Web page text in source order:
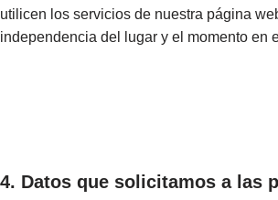
utilicen los servicios de nuestra página
independencia del lugar y el momento en
4. Datos que solicitamos a las